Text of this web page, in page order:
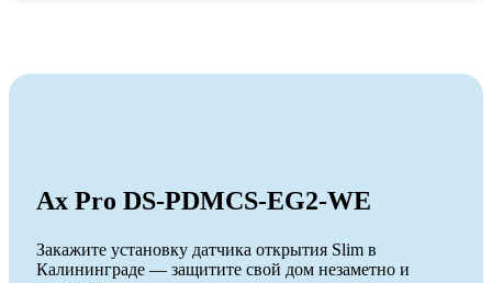
Ax Pro DS-PDMCS-EG2-WE
Закажите установку датчика открытия Slim в
Калининграде — защитите свой дом незаметно и